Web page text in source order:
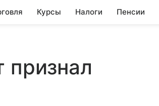
Курсы Налоги Пенсии